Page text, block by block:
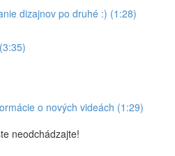
dizajnov po druhé :) (1:28)
o nových videách (1:29)
neodchádzajte!